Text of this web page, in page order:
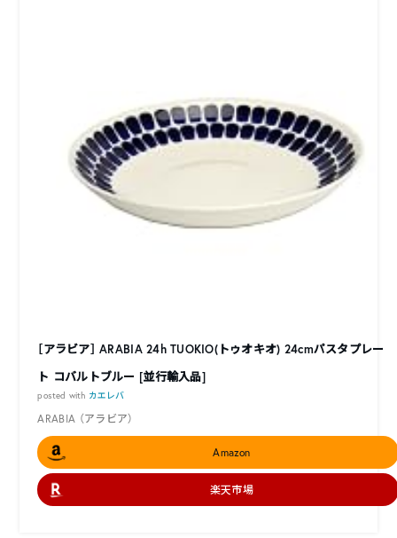
［アラビア］ ARABIA 24h TUOKIO(トゥオキオ) 24cmパスタプレー
ト コバルトブルー [並行輸入品]
posted with カエレバ
ARABIA （アラビア）
Amazon
楽天市場